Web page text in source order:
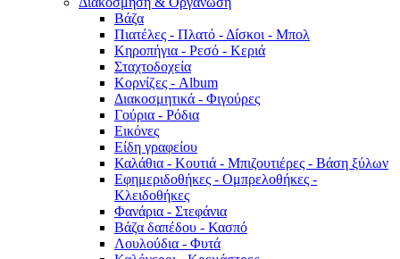
Βάζα
Πιατέλες - Πλατό - Δíσκοι - Μπολ
Κηροπήγια - Ρεσό - Κεριά
Σταχτοδοχεία
Κορνίζες - Album
Διακοσμητικά - Φιγούρες
Γούρια - Ρόδια
Εικόνες
Είδη γραφείου
Καλάθια - Κουτιά - Μπιζουτιέρες - Βάση ξύλων
Εφημεριδοθήκες - Ομπρελοθήκες -
Κλειδοθήκες
Φανάρια - Στεφάνια
Βάζα δαπέδου - Κασπό
Λουλούδια - Φυτά